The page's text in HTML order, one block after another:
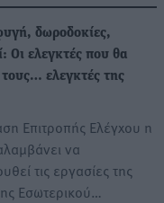
δωροδοκίες,
Οι ελεγκτές που θα
ελεγκτές της
Επιτροπής Ελέγχου η
να
τις εργασίες της
Εσωτερικού…